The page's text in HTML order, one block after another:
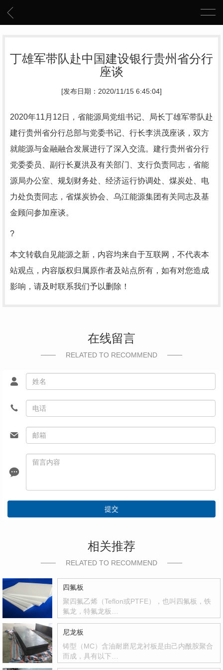
丁雄军带队赴中国建设银行贵州省分行
座谈
[发布日期：2020/11/15 6:45:04]
2020年11 月 12 日，省能源局党组书记、局长丁雄军带队赴
建行贵州省分行总部与党委书记、行长李洪茂座谈，双方
就能源与金融融合发展进行了深入交流。建行贵州省分行
党委委员、副行长夏洪及有关部门、支行负责同志，省能
源局办公室、规划财务处、经济运行协调处、煤炭处、电
力处负责同志，省煤炭协会、乌江能源集团有关同志及基
金顾问参加座谈。
?
本文转载自见能源之新，内容均来自于互联网，不代表本
站观点，内容版权归属原作者及站点所有，如有对您造成
影响，请及时联系我们予以删除！
在线留言
RELATED TO RECOMMEND
提交
相关推荐
RELATED TO RECOMMEND
四氟板
聚四氟乙烯（Teflon或PTFE），也叫四氟板，铁
氟龙，特氟龙板…
尼龙板
铸型（MC）含油耐磨尼龙衬板是由己内酰胺聚合
而成，具有以下…